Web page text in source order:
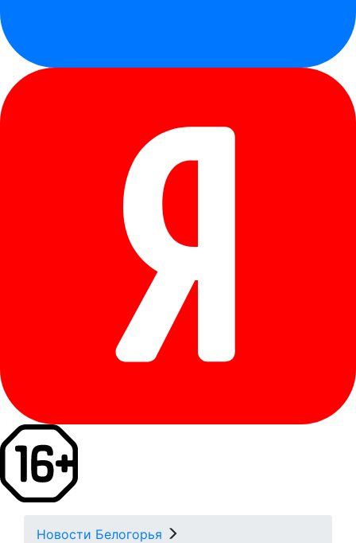
Новости Белогорья